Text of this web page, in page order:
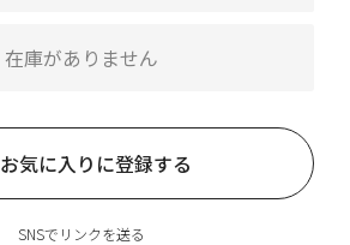
お気に入りに登録する
在庫がありません
SNSでリンクを送る